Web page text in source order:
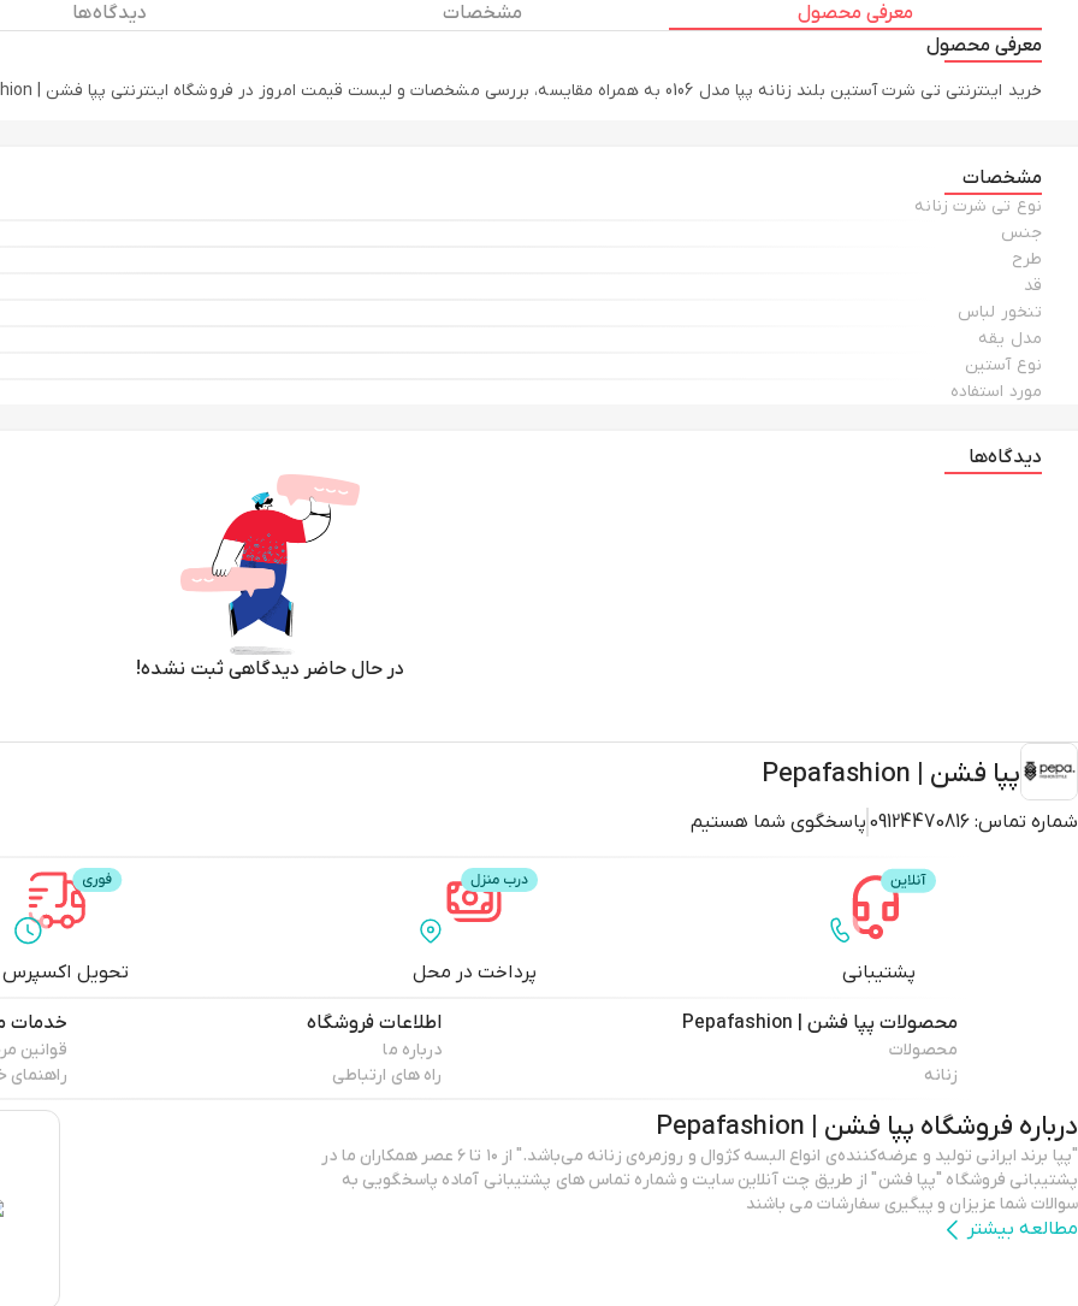
معرفی محصول مشخصات
دیدگاه ها
معرفی محصول
خرید اینترنتی تی شرت آستین بلند زنانه پپا مدل 0106 به همراه مقایسه، بررسی مشخصات و لیست قیمت امروز در فروشگاه اینترنتی پپا فشن | Pepafashion
مشخصات
نوع تی شرت زنانه
جنس
طرح
قد
تنخور لباس
مدل یقه
نوع آستین
مورد استفاده
دیدگاه‌ها
در حال حاضر دیدگاهی ثبت نشده!
پپا فشن | Pepafashion
شماره تماس: 09124470816 پاسخگوی شما هستیم
پشتیبانی پرداخت در محل تحویل اکسپرس
محصولات پپا فشن | Pepafashion
محصولات
زنانه
اطلاعات فروشگاه
درباره ما
راه های ارتباطی
خدمات
قوانین
راهنمای
درباره فروشگاه پپا فشن | Pepafashion
"پپا برند ایرانی تولید و عرضه‌کننده‌ی انواع البسه کژوال و روزمره‌ی زنانه می‌باشد." از ۱۰ تا ۶ عصر همکاران ما در
پشتیبانی فروشگاه "پپا فشن" از طریق چت آنلاین سایت و شماره تماس های پشتیبانی آماده پاسخگویی به
سوالات شما عزیزان و پیگیری سفارشات می باشند
مطالعه بیشتر